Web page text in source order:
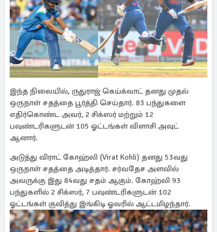
இந்த நிலையில், ருதுராஜ் கெய்க்வாட் தனது முதல்
ஒருநாள் சதத்தை பூர்த்தி செய்தார். 83 பந்துகளை
எதிர்கொண்ட அவர், 2 சிக்ஸர் மற்றும் 12
பவுண்டரிகளுடன் 105 ஓட்டங்கள் விளாசி அவுட்
ஆனார்.
அடுத்து விராட் கோஹ்லி (Virat Kohli) தனது 53வது
ஒருநாள் சதத்தை அடித்தார். சர்வதேச அளவில்
அவருக்கு இது 84வது சதம் ஆகும். கோஹ்லி 93
பந்துகளில் 2 சிக்ஸர், 7 பவுண்டரிகளுடன் 102
ஓட்டங்கள் குவித்து இங்கிடி ஓவரில் ஆட்டமிழந்தார்.